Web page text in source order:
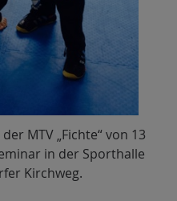
MTV „Fichte“ von 13
in der Sporthalle
Kirchweg.